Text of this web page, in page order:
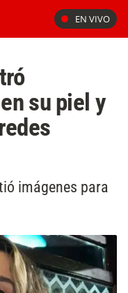
EN VIVO
su piel y
imágenes para